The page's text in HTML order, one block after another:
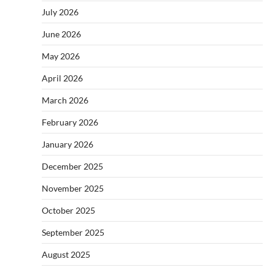
July 2026
June 2026
May 2026
April 2026
March 2026
February 2026
January 2026
December 2025
November 2025
October 2025
September 2025
August 2025